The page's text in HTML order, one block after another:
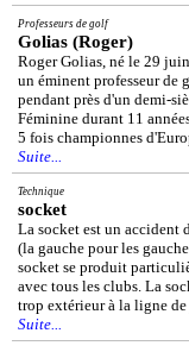
Professeurs de golf
Golias (Roger)
Roger Golias, né le 29
un éminent professeur de
pendant près d'un demi-
Féminine durant 11
5 fois championnes
Suite...
Technique
socket
La socket est un accident
(la gauche pour les
socket se produit
avec tous les clubs. La
trop extérieur à la ligne
Suite...